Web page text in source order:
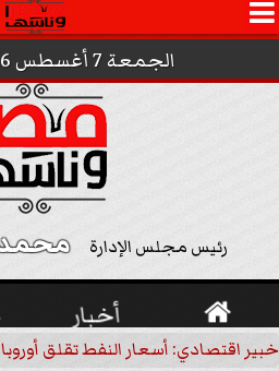
 
الجمعة 7 أغسطس 2026
رئيس مجلس الإدارة
 أخبار
خبير اقتصادي: أسعار النفط تقلق